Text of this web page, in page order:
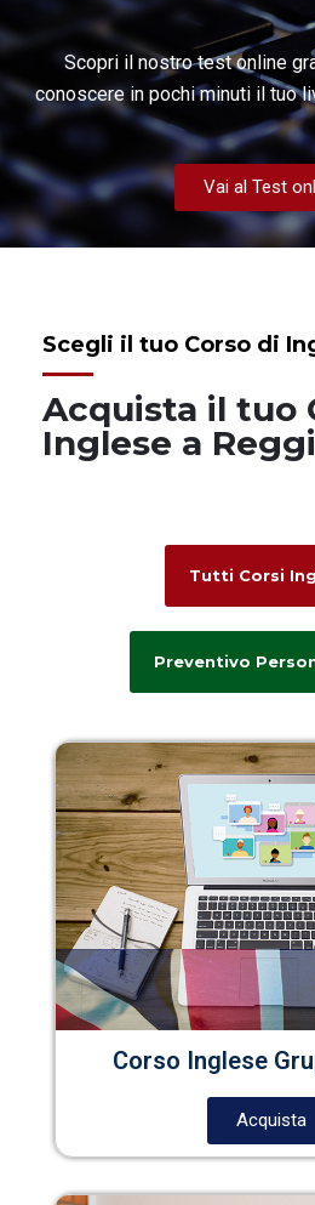
Scopri il nostro test online
conoscere in pochi minuti il tuo
Vai al Test
Acquista il tuo
Inglese a
Scegli il tuo Corso di
Tutti Corsi
Preventivo
Corso Inglese
Acquista